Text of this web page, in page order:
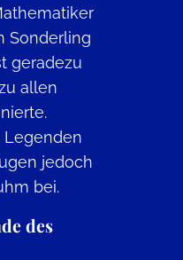
Sonderling
geradezu
allen
Legenden
jedoch
bei.
des